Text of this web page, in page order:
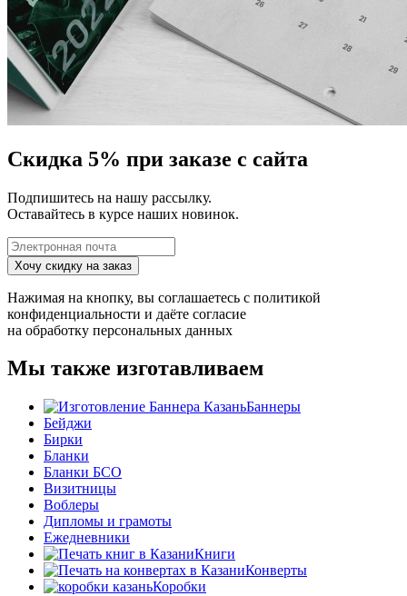
Скидка 5% при заказе с сайта
Подпишитесь на нашу рассылку.
Оставайтесь в курсе наших новинок.
Хочу скидку на заказ
Нажимая на кнопку, вы соглашаетесь с политикой
конфиденциальности и даёте согласие
на обработку персональных данных
Мы также изготавливаем
Баннеры
Бейджи
Бирки
Бланки
Бланки БСО
Визитницы
Воблеры
Дипломы и грамоты
Ежедневники
Книги
Конверты
Коробки